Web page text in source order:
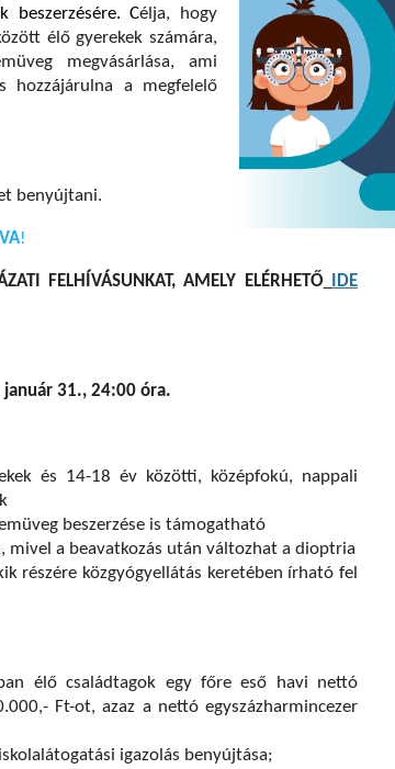
beszerzésére. Célja, hogy
élő gyerekek számára,
megvásárlása, ami
hozzájárulna a megfelelő
benyújtani.
!
FELHÍVÁSUNKAT, AMELY ELÉRHETŐ
IDE
31., 24:00 óra.
és 14-18 év közötti, középfokú, nappali
beszerzése is támogatható
mivel a beavatkozás után változhat a dioptria
részére közgyógyellátás keretében írható fel
élő családtagok egy főre eső havi nettó
Ft-ot, azaz a nettó egyszázharmincezer
igazolás benyújtása;